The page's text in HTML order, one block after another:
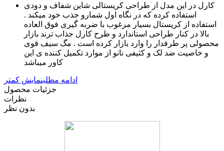
کارل در این مدل از طراحی کریستالی شاین شفاف و دودی
استفاده کرده که در نگاه اول شمارو جذب خود میکند .
استفاده از کریستال بسیار مرغوب با ضربه گیری فوق العاده
بالا در کنار طراحی استاندارد و طرح کارل جذاب ترند بازار
محصولی پر طرفدار را وارد بازار کرده است . مگ سیف قوی
و خاصیت ضد لک و کثیفی نانو از موارد تکمیل کننده ی این
کاور میباشد
ادامه مطلبنمایش کمتر
جزئیات محصول
نظرات
بدون نظر